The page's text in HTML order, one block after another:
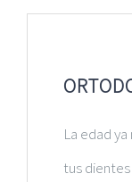
La edad
tus